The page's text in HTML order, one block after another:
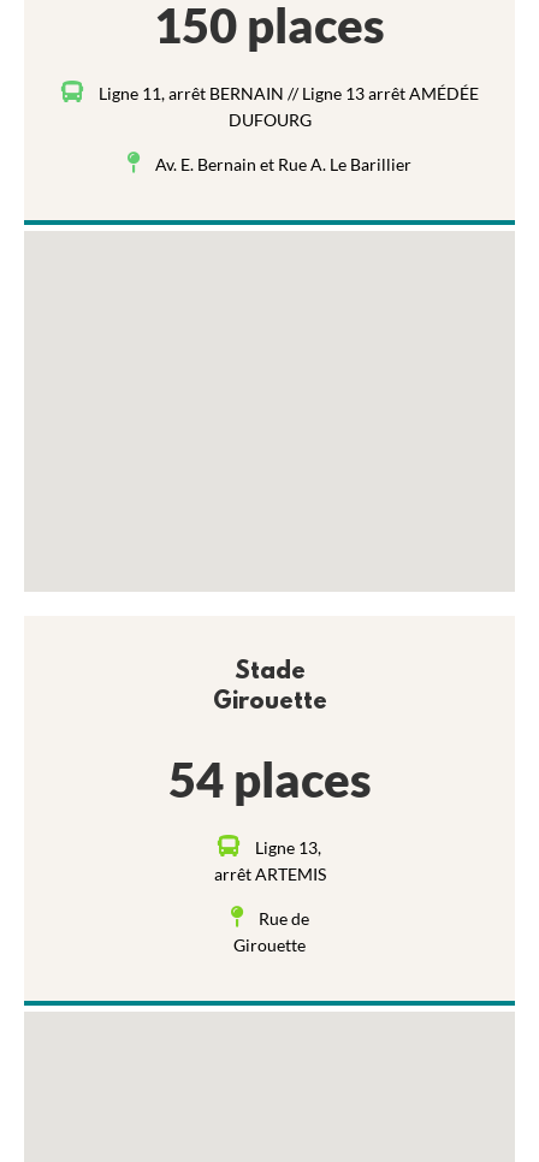
150 places
Ligne 11, arrêt BERNAIN // Ligne 13 arrêt AMÉDÉE
DUFOURG
Av. E. Bernain et Rue A. Le Barillier
Stade
Girouette
54 places
Ligne 13,
arrêt ARTEMIS
Rue de
Girouette